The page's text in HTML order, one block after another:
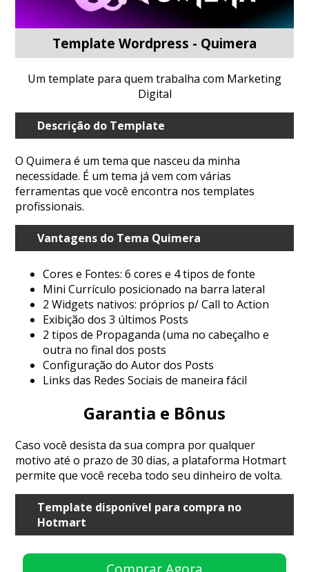
Template Wordpress - Quimera
Um template para quem trabalha com Marketing
Digital
Descrição do Template
O Quimera é um tema que nasceu da minha
necessidade. É um tema já vem com várias
ferramentas que você encontra nos templates
profissionais.
Vantagens do Tema Quimera
Cores e Fontes: 6 cores e 4 tipos de fonte
Mini Currículo posicionado na barra lateral
2 Widgets nativos: próprios p/ Call to Action
Exibição dos 3 últimos Posts
2 tipos de Propaganda (uma no cabeçalho e
outra no final dos posts
Configuração do Autor dos Posts
Links das Redes Sociais de maneira fácil
Garantia e Bônus
Caso você desista da sua compra por qualquer
motivo até o prazo de 30 dias, a plataforma Hotmart
permite que você receba todo seu dinheiro de volta.
Template disponível para compra no
Hotmart